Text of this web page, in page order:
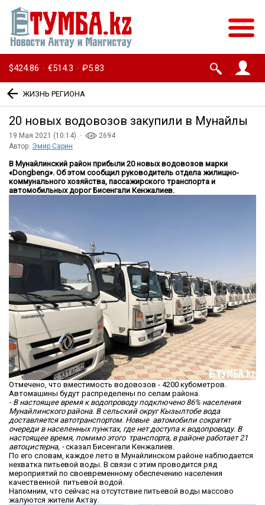
$424.86 · €514.3 · ₽5.83
ЖИЗНЬ РЕГИОНА
20 новых водовозов закупили в Мунайлы
19 Мая 2021 (10:14) ·
2694
Автор: Эмир Сарин
В Мунайлинский район прибыли 20 новых водовозов марки
«Dongbeng». Об этом сообщил руководитель отдела жилищно-
коммунального хозяйства, пассажирского транспорта и
автомобильных дорог Бисенгали Кенжалиев.
Отмечено, что вместимость водовозов - 4200 кубометров.
Автомашины будут распределены по селам района.
- В настоящее время к водопроводу подключено 86% населения
Мунайлинского района. В сельский округ Кызылтобе вода
доставляется автотранспортом. Новые автомобили сократят
очереди в населенных пунктах, где нет доступа к водопроводу. В
настоящее время, помимо этого транспорта, в районе работает 21
автоцистерна, -сказал Бисенгали Кенжалиев.
По его словам, каждое лето в Мунайлинском районе наблюдается
нехватка питьевой воды. В связи с этим проводится ряд
мероприятий по своевременному обеспечению населения
качественной питьевой водой.
Напомним, что сейчас на отсутствие питьевой воды массово
жалуются жители Актау.